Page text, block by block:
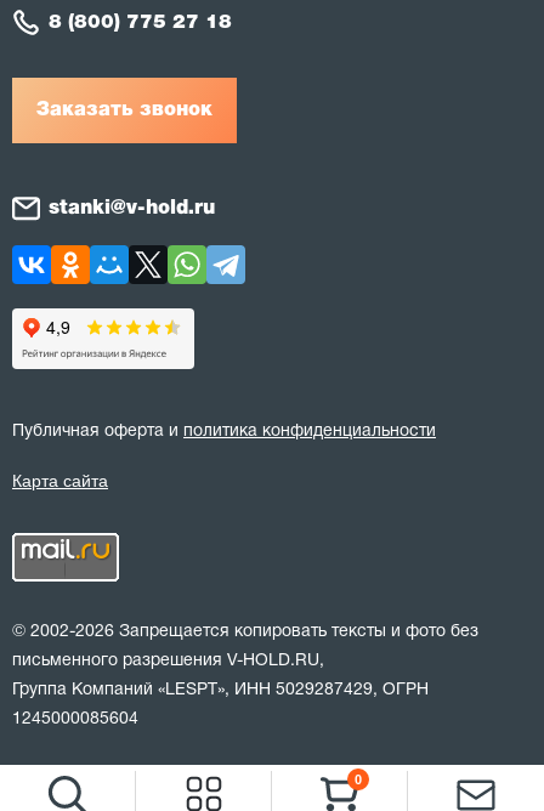
0
Заказать звонок
8 (800) 775 27 18
stanki@v-hold.ru
Публичная оферта и политика конфиденциальности
Карта сайта
© 2002-2026 Запрещается копировать тексты и фото без
письменного разрешения V-HOLD.RU,
Группа Компаний «LESPT», ИНН 5029287429, ОГРН
1245000085604